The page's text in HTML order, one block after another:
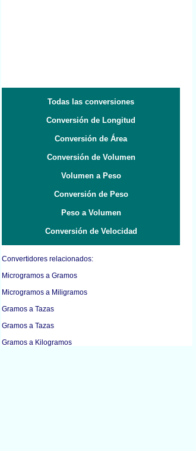
Todas las conversiones
Conversión de Longitud
Conversión de Área
Conversión de Volumen
Volumen a Peso
Conversión de Peso
Peso a Volumen
Conversión de Velocidad
Convertidores relacionados:
Microgramos a Gramos
Microgramos a Miligramos
Gramos a Tazas
Gramos a Tazas
Gramos a Kilogramos